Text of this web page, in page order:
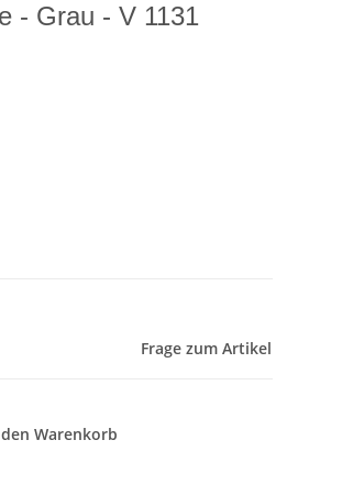
- Grau - V 1131
Frage zum Artikel
Warenkorb